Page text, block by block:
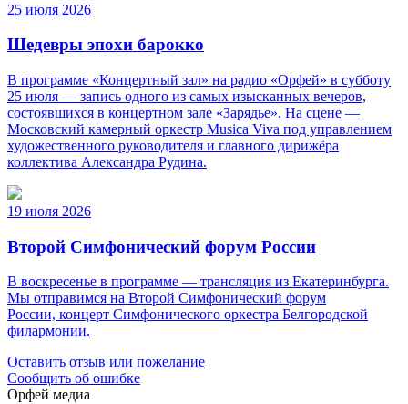
25 июля 2026
Шедевры эпохи барокко
В программе «Концертный зал» на радио «Орфей» в субботу
25 июля — запись одного из самых изысканных вечеров,
состоявшихся в концертном зале «Зарядье». На сцене —
Московский камерный оркестр Musica Viva под управлением
художественного руководителя и главного дирижёра
коллектива Александра Рудина.
19 июля 2026
Второй Симфонический форум России
В воскресенье в программе — трансляция из Екатеринбурга.
Мы отправимся на Второй Симфонический форум
России, концерт Симфонического оркестра Белгородской
филармонии.
Оставить отзыв или пожелание
Сообщить об ошибке
Орфей медиа